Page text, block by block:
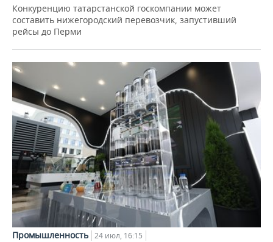
Конкуренцию татарстанской госкомпании может
составить нижегородский перевозчик, запустивший
рейсы до Перми
Промышленность 24 июл, 16:15